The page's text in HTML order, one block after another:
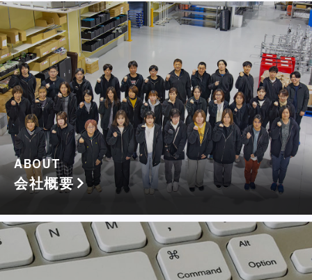
ABOUT
会社概要